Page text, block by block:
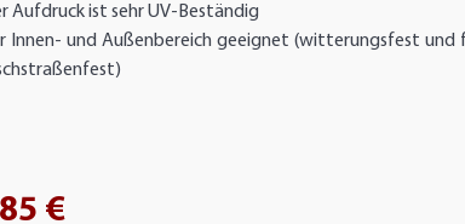
Aufdruck ist sehr UV-Beständig
Innen- und Außenbereich geeignet (witterungsfest und
€